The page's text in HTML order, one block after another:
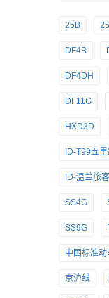
25B
DF4B
DF4DH
DF11G
HXD3D
ID-T99五
ID-温兰旅客
SS4G
SS9G
中国标准动
京沪线